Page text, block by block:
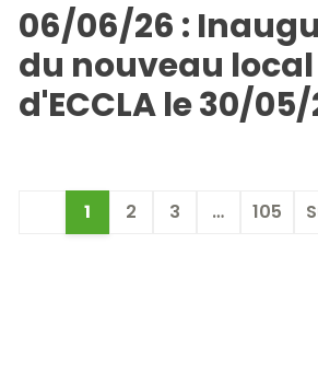
06/06/26 :
du nouveau local
d'ECCLA le 30/
1 2 3 … 105